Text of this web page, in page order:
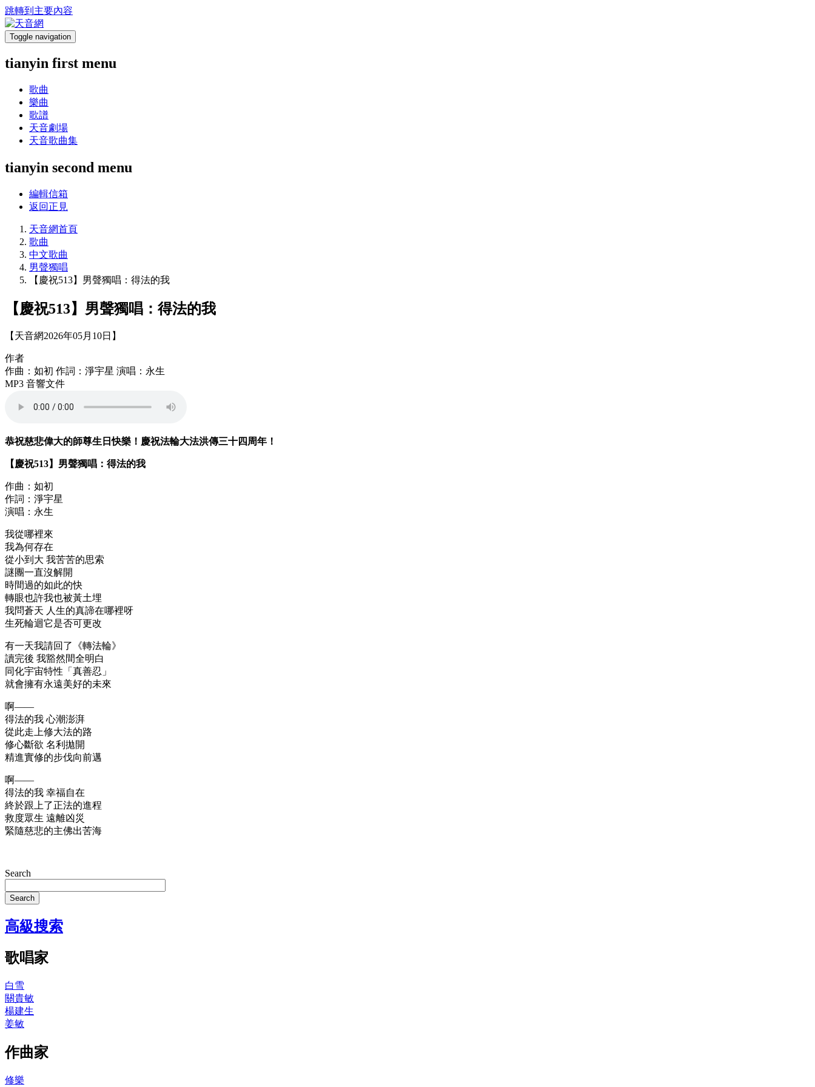
跳轉到主要內容
Toggle navigation
tianyin first menu
歌曲
樂曲
歌譜
天音劇場
天音歌曲集
tianyin second menu
編輯信箱
返回正見
天音網首頁
歌曲
中文歌曲
男聲獨唱
【慶祝513】男聲獨唱：得法的我
【慶祝513】男聲獨唱：得法的我
【天音網2026年05月10日】
作者
作曲：如初 作詞：淨宇星 演唱：永生
MP3 音響文件
恭祝慈悲偉大的師尊生日快樂！慶祝法輪大法洪傳三十四周年！
【慶祝513】男聲獨唱：得法的我
作曲：如初
作詞：淨宇星
演唱：永生
我從哪裡來
我為何存在
從小到大 我苦苦的思索
謎團一直沒解開
時間過的如此的快
轉眼也許我也被黃土埋
我問蒼天 人生的真諦在哪裡呀
生死輪迴它是否可更改
有一天我請回了《轉法輪》
讀完後 我豁然間全明白
同化宇宙特性「真善忍」
就會擁有永遠美好的未來
啊――
得法的我 心潮澎湃
從此走上修大法的路
修心斷欲 名利拋開
精進實修的步伐向前邁
啊――
得法的我 幸福自在
終於跟上了正法的進程
救度眾生 遠離凶災
緊隨慈悲的主佛出苦海
Search
Search
高級搜索
歌唱家
白雪
關貴敏
楊建生
姜敏
作曲家
修樂